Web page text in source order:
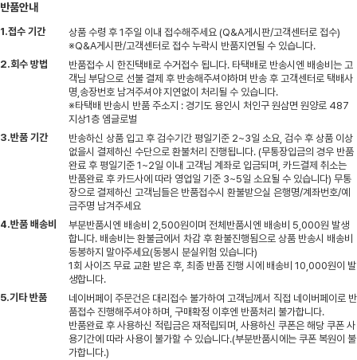
반품안내
1.접수 기간
상품 수령 후 1주일 이내 접수해주세요 (Q&A게시판/고객센터로 접수)
※Q&A게시판/고객센터로 접수 누락시 반품지연될 수 있습니다.
2.회수 방법
반품접수 시 한진택배로 수거접수 됩니다. 타택배로 반송시엔 배송비는 고
객님 부담으로 선불 결제 후 반송해주셔야하며 반송 후 고객센터로 택배사
명,송장번호 남겨주셔야 지연없이 처리될 수 있습니다.
※타택배 반송시 반품 주소지 : 경기도 용인시 처인구 원삼면 원양로 487
지상1층 엠글로벌
3.반품 기간
반송하신 상품 입고 후 검수기간 평일기준 2~3일 소요, 검수 후 상품 이상
없을시 결제하신 수단으로 환불처리 진행됩니다. (무통장입금의 경우 반품
완료 후 평일기준 1~2일 이내 고객님 계좌로 입금되며, 카드결제 취소는
반품완료 후 카드사에 따라 영업일 기준 3~5일 소요될 수 있습니다) 무통
장으로 결제하신 고객님들은 반품접수시 환불받으실 은행명/계좌번호/예
금주명 남겨주세요
4.반품 배송비
부분반품시엔 배송비 2,500원이며 전체반품시엔 배송비 5,000원 발생
합니다. 배송비는 환불금에서 차감 후 환불진행됨으로 상품 반송시 배송비
동봉하지 말아주세요(동봉시 분실위험 있습니다)
1회 사이즈 무료 교환 받은 후, 최종 반품 진행 시에 배송비 10,000원이 발
생합니다.
5.기타 반품
네이버페이 주문건은 대리접수 불가하여 고객님께서 직접 네이버페이로 반
품접수 진행해주셔야 하며, 구매확정 이후엔 반품처리 불가합니다.
반품완료 후 사용하신 적립금은 재적립되며, 사용하신 쿠폰은 해당 쿠폰 사
용기간에 따라 사용이 불가할 수 있습니다.(부분반품시에는 쿠폰 복원이 불
가합니다.)